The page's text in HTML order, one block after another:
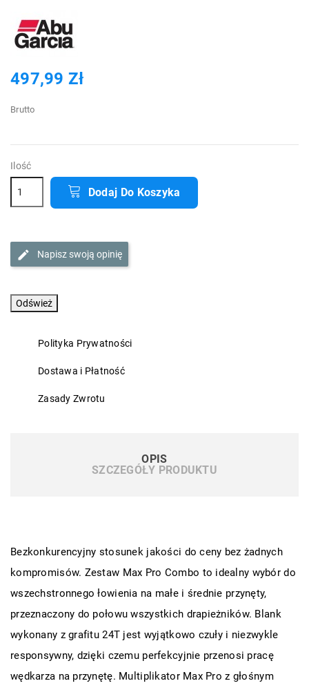
497,99 Zł
Brutto
Ilość
Dodaj Do Koszyka
Napisz swoją opinię
Polityka Prywatności
Dostawa i Płatność
Zasady Zwrotu
OPIS
SZCZEGÓŁY PRODUKTU
Bezkonkurencyjny stosunek jakości do ceny bez żadnych
kompromisów. Zestaw Max Pro Combo to idealny wybór do
wszechstronnego łowienia na małe i średnie przynęty,
przeznaczony do połowu wszystkich drapieżników. Blank
wykonany z grafitu 24T jest wyjątkowo czuły i niezwykle
responsywny, dzięki czemu perfekcyjnie przenosi pracę
wędkarza na przynętę. Multiplikator Max Pro z głośnym